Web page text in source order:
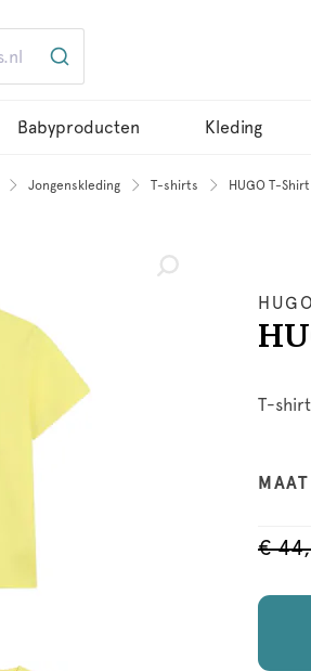
Babyproducten Kleding
Jongenskleding T-shirts HUGO T-
HUGO
T-
MAAT
€